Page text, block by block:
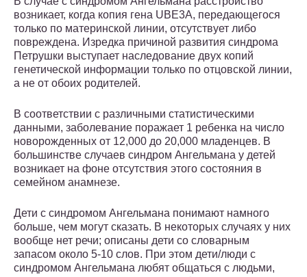
возникает, когда копия гена UBE3A, передающегося
только по материнской линии, отсутствует либо
повреждена. Изредка причиной развития синдрома
Петрушки выступает наследование двух копий
генетической информации только по отцовской линии,
а не от обоих родителей.
В соответствии с различными статистическими
данными, заболевание поражает 1 ребенка на число
новорожденных от 12,000 до 20,000 младенцев. В
большинстве случаев синдром Ангельмана у детей
возникает на фоне отсутствия этого состояния в
семейном анамнезе.
Дети с синдромом Ангельмана понимают намного
больше, чем могут сказать. В некоторых случаях у них
вообще нет речи; описаны дети со словарным
запасом около 5-10 слов. При этом дети/люди с
синдромом Ангельмана любят общаться с людьми,